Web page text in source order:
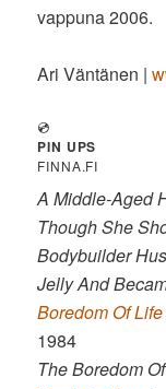
vappuna 2006.
Ari Väntänen |
💿
PIN UPS
FINNA.FI
A Middle-Aged
Though She
Bodybuilder
Jelly And
Boredom Of Life
1984
The Boredom